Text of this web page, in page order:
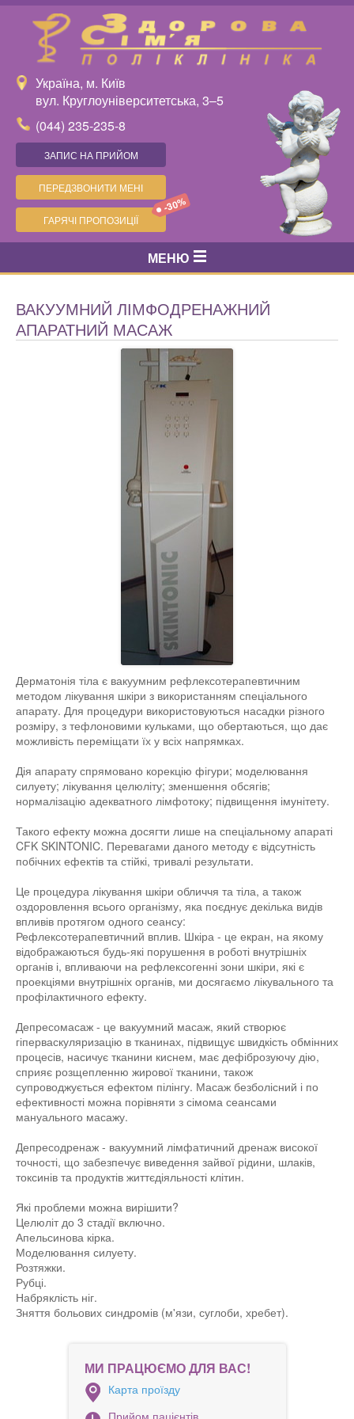
Україна, м. Київ
вул. Круглоуніверситетська, 3–5
(044) 235-235-8
ЗАПИС НА ПРИЙОМ
ПЕРЕДЗВОНИТИ МЕНІ
ГАРЯЧІ ПРОПОЗИЦІЇ
-30%
МЕНЮ
ВАКУУМНИЙ ЛІМФОДРЕНАЖНИЙ
АПАРАТНИЙ МАСАЖ
Дерматонія тіла є вакуумним рефлексотерапевтичним
методом лікування шкіри з використанням спеціального
апарату. Для процедури використовуються насадки різного
розміру, з тефлоновими кульками, що обертаються, що дає
можливість переміщати їх у всіх напрямках.
Дія апарату спрямовано корекцію фігури; моделювання
силуету; лікування целюліту; зменшення обсягів;
нормалізацію адекватного лімфотоку; підвищення імунітету.
Такого ефекту можна досягти лише на спеціальному апараті
CFK SKINTONIC. Перевагами даного методу є відсутність
побічних ефектів та стійкі, тривалі результати.
Це процедура лікування шкіри обличчя та тіла, а також
оздоровлення всього організму, яка поєднує декілька видів
впливів протягом одного сеансу:
Рефлексотерапевтичний вплив. Шкіра - це екран, на якому
відображаються будь-які порушення в роботі внутрішніх
органів і, впливаючи на рефлексогенні зони шкіри, які є
проекціями внутрішніх органів, ми досягаємо лікувального та
профілактичного ефекту.
Депресомасаж - це вакуумний масаж, який створює
гіперваскуляризацію в тканинах, підвищує швидкість обмінних
процесів, насичує тканини киснем, має дефіброзуючу дію,
сприяє розщепленню жирової тканини, також
супроводжується ефектом пілінгу. Масаж безболісний і по
ефективності можна порівняти з сімома сеансами
мануального масажу.
Депресодренаж - вакуумний лімфатичний дренаж високої
точності, що забезпечує виведення зайвої рідини, шлаків,
токсинів та продуктів життєдіяльності клітин.
Які проблеми можна вирішити?
Целюліт до 3 стадії включно.
Апельсинова кірка.
Моделювання силуету.
Розтяжки.
Рубці.
Набряклість ніг.
Зняття больових синдромів (м'язи, суглоби, хребет).
МИ ПРАЦЮЄМО ДЛЯ ВАС!
Карта проїзду